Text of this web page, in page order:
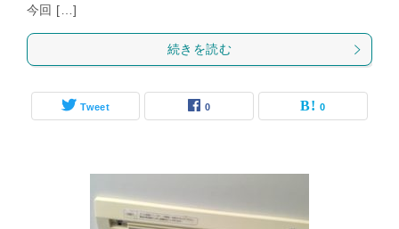
今回 […]
続きを読む
Tweet 0 0